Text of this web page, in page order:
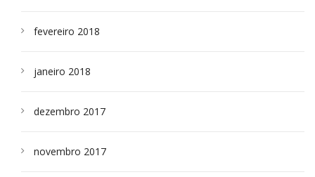
fevereiro 2018
janeiro 2018
dezembro 2017
novembro 2017